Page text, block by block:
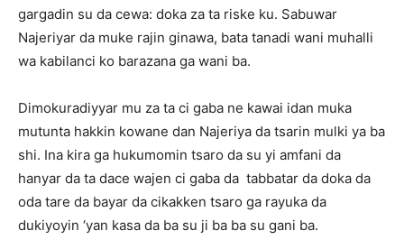
gargadin su da cewa: doka za ta riske ku. Sabuwar
Najeriyar da muke rajin ginawa, bata tanadi wani muhalli
wa kabilanci ko barazana ga wani ba.
Dimokuradiyyar mu za ta ci gaba ne kawai idan muka
mutunta hakkin kowane dan Najeriya da tsarin mulki ya ba
shi. Ina kira ga hukumomin tsaro da su yi amfani da
hanyar da ta dace wajen ci gaba da tabbatar da doka da
oda tare da bayar da cikakken tsaro ga rayuka da
dukiyoyin ‘yan kasa da ba su ji ba ba su gani ba.